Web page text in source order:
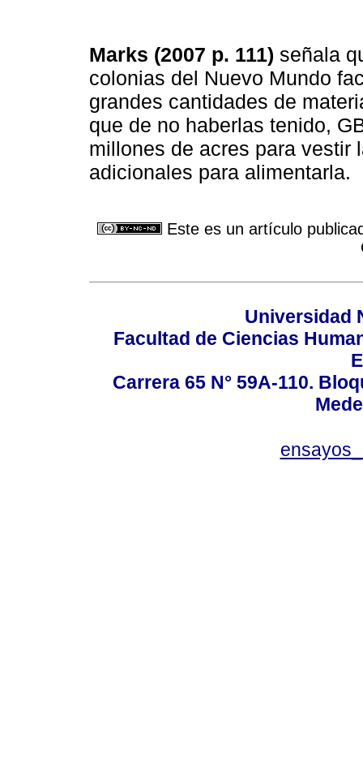
Marks (2007 p. 111) señala
colonias del Nuevo Mundo
grandes cantidades de
que de no haberlas tenido,
millones de acres para vestir
adicionales para alimentarla.
Este es un artículo
Universidad
Facultad de Ciencias
Carrera 65 N° 59A-110.